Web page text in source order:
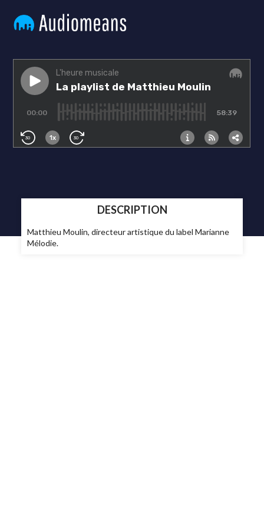
DESCRIPTION
Matthieu Moulin, directeur artistique du label Marianne
Mélodie.